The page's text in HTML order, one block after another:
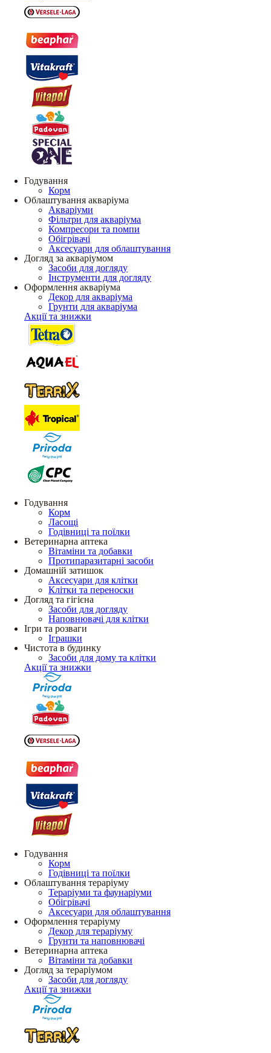
Годування
Корм
Облаштування акваріума
Акваріуми
Фільтри для акваріума
Компресори та помпи
Обігрівачі
Аксесуари для облаштування
Догляд за акваріумом
Засоби для догляду
Інструменти для догляду
Оформлення акваріума
Декор для акваріума
Грунти для акваріума
Акції та знижки
Годування
Корм
Ласощі
Годівниці та поїлки
Ветеринарна аптека
Вітаміни та добавки
Протипаразитарні засоби
Домашній затишок
Аксесуари для клітки
Клітки та переноски
Догляд та гігієна
Засоби для догляду
Наповнювачі для клітки
Ігри та розваги
Іграшки
Чистота в будинку
Засоби для дому та клітки
Акції та знижки
Годування
Корм
Годівниці та поїлки
Облаштування тераріуму
Тераріуми та фаунаріуми
Обігрівачі
Аксесуари для облаштування
Оформлення тераріуму
Декор для тераріуму
Грунти та наповнювачі
Ветеринарна аптека
Вітаміни та добавки
Догляд за тераріумом
Засоби для догляду
Акції та знижки